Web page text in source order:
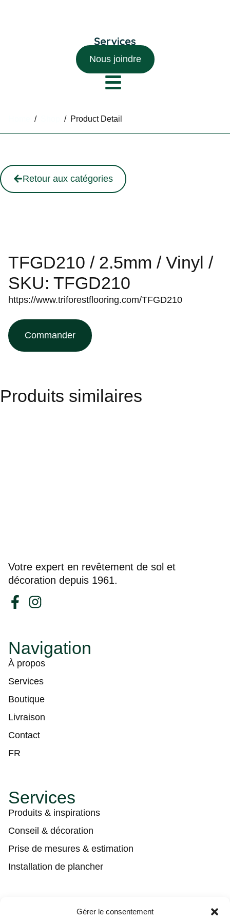
Gérer le consentement
Nous joindre
/ / Product Detail
Retour aux catégories
TFGD210 / 2.5mm / Vinyl /
SKU: TFGD210
https://www.triforestflooring.com/TFGD210
Commander
Produits similaires
Votre expert en revêtement de sol et
décoration depuis 1961.
Navigation
À propos
Services
Boutique
Livraison
Contact
FR
Services
Produits & inspirations
Conseil & décoration
Prise de mesures & estimation
Installation de plancher